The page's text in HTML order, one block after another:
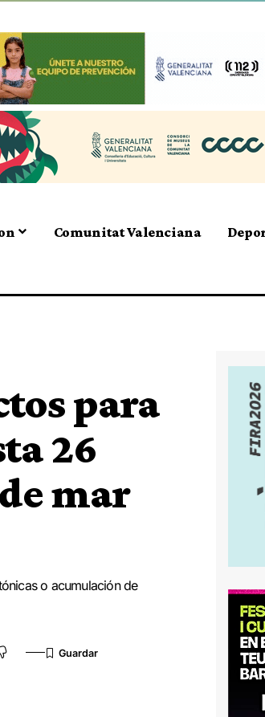
Comunitat Valenciana
para
26
mar
o acumulación de